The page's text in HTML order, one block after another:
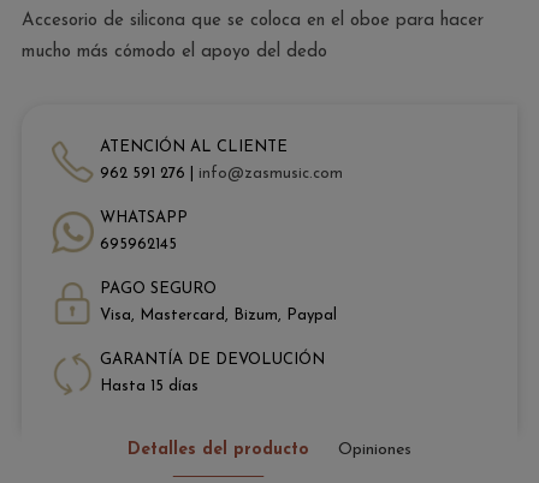
Accesorio de silicona que se coloca en el oboe para hacer
mucho más cómodo el apoyo del dedo
ATENCIÓN AL CLIENTE
962 591 276 | info@zasmusic.com
WHATSAPP
695962145
PAGO SEGURO
Visa, Mastercard, Bizum, Paypal
GARANTÍA DE DEVOLUCIÓN
Hasta 15 días
Detalles del producto Opiniones